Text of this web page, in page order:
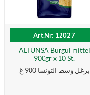
Art.Nr: 12027
ALTUNSA Burgul mittel
900gr x 10 St.
برغل وسط التونسا 900 غ